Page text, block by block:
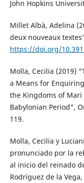
John Hopkins
Millet Albà, Adelina
deux nouveaux
https://doi.org/
Molla, Cecilia (2019)
a Means for
the Kingdoms of
Babylonian Period”,
119.
Molla, Cecilia y
pronunciado por la
al inicio del reinado
Rodríguez de la